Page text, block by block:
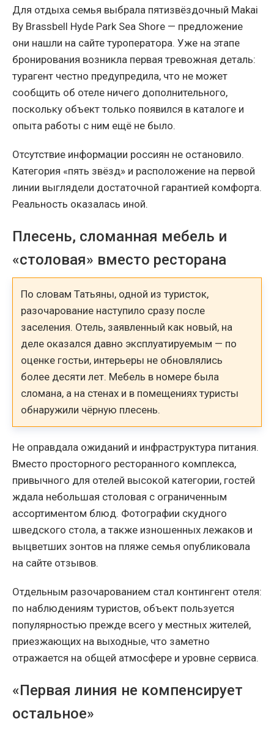
Для отдыха семья выбрала пятизвёздочный Makai
By Brassbell Hyde Park Sea Shore — предложение
они нашли на сайте туроператора. Уже на этапе
бронирования возникла первая тревожная деталь:
турагент честно предупредила, что не может
сообщить об отеле ничего дополнительного,
поскольку объект только появился в каталоге и
опыта работы с ним ещё не было.
Отсутствие информации россиян не остановило.
Категория «пять звёзд» и расположение на первой
линии выглядели достаточной гарантией комфорта.
Реальность оказалась иной.
Плесень, сломанная мебель и
«столовая» вместо ресторана
По словам Татьяны, одной из туристок,
разочарование наступило сразу после
заселения. Отель, заявленный как новый, на
деле оказался давно эксплуатируемым — по
оценке гостьи, интерьеры не обновлялись
более десяти лет. Мебель в номере была
сломана, а на стенах и в помещениях туристы
обнаружили чёрную плесень.
Не оправдала ожиданий и инфраструктура питания.
Вместо просторного ресторанного комплекса,
привычного для отелей высокой категории, гостей
ждала небольшая столовая с ограниченным
ассортиментом блюд. Фотографии скудного
шведского стола, а также изношенных лежаков и
выцветших зонтов на пляже семья опубликовала
на сайте отзывов.
Отдельным разочарованием стал контингент отеля:
по наблюдениям туристов, объект пользуется
популярностью прежде всего у местных жителей,
приезжающих на выходные, что заметно
отражается на общей атмосфере и уровне сервиса.
«Первая линия не компенсирует
остальное»